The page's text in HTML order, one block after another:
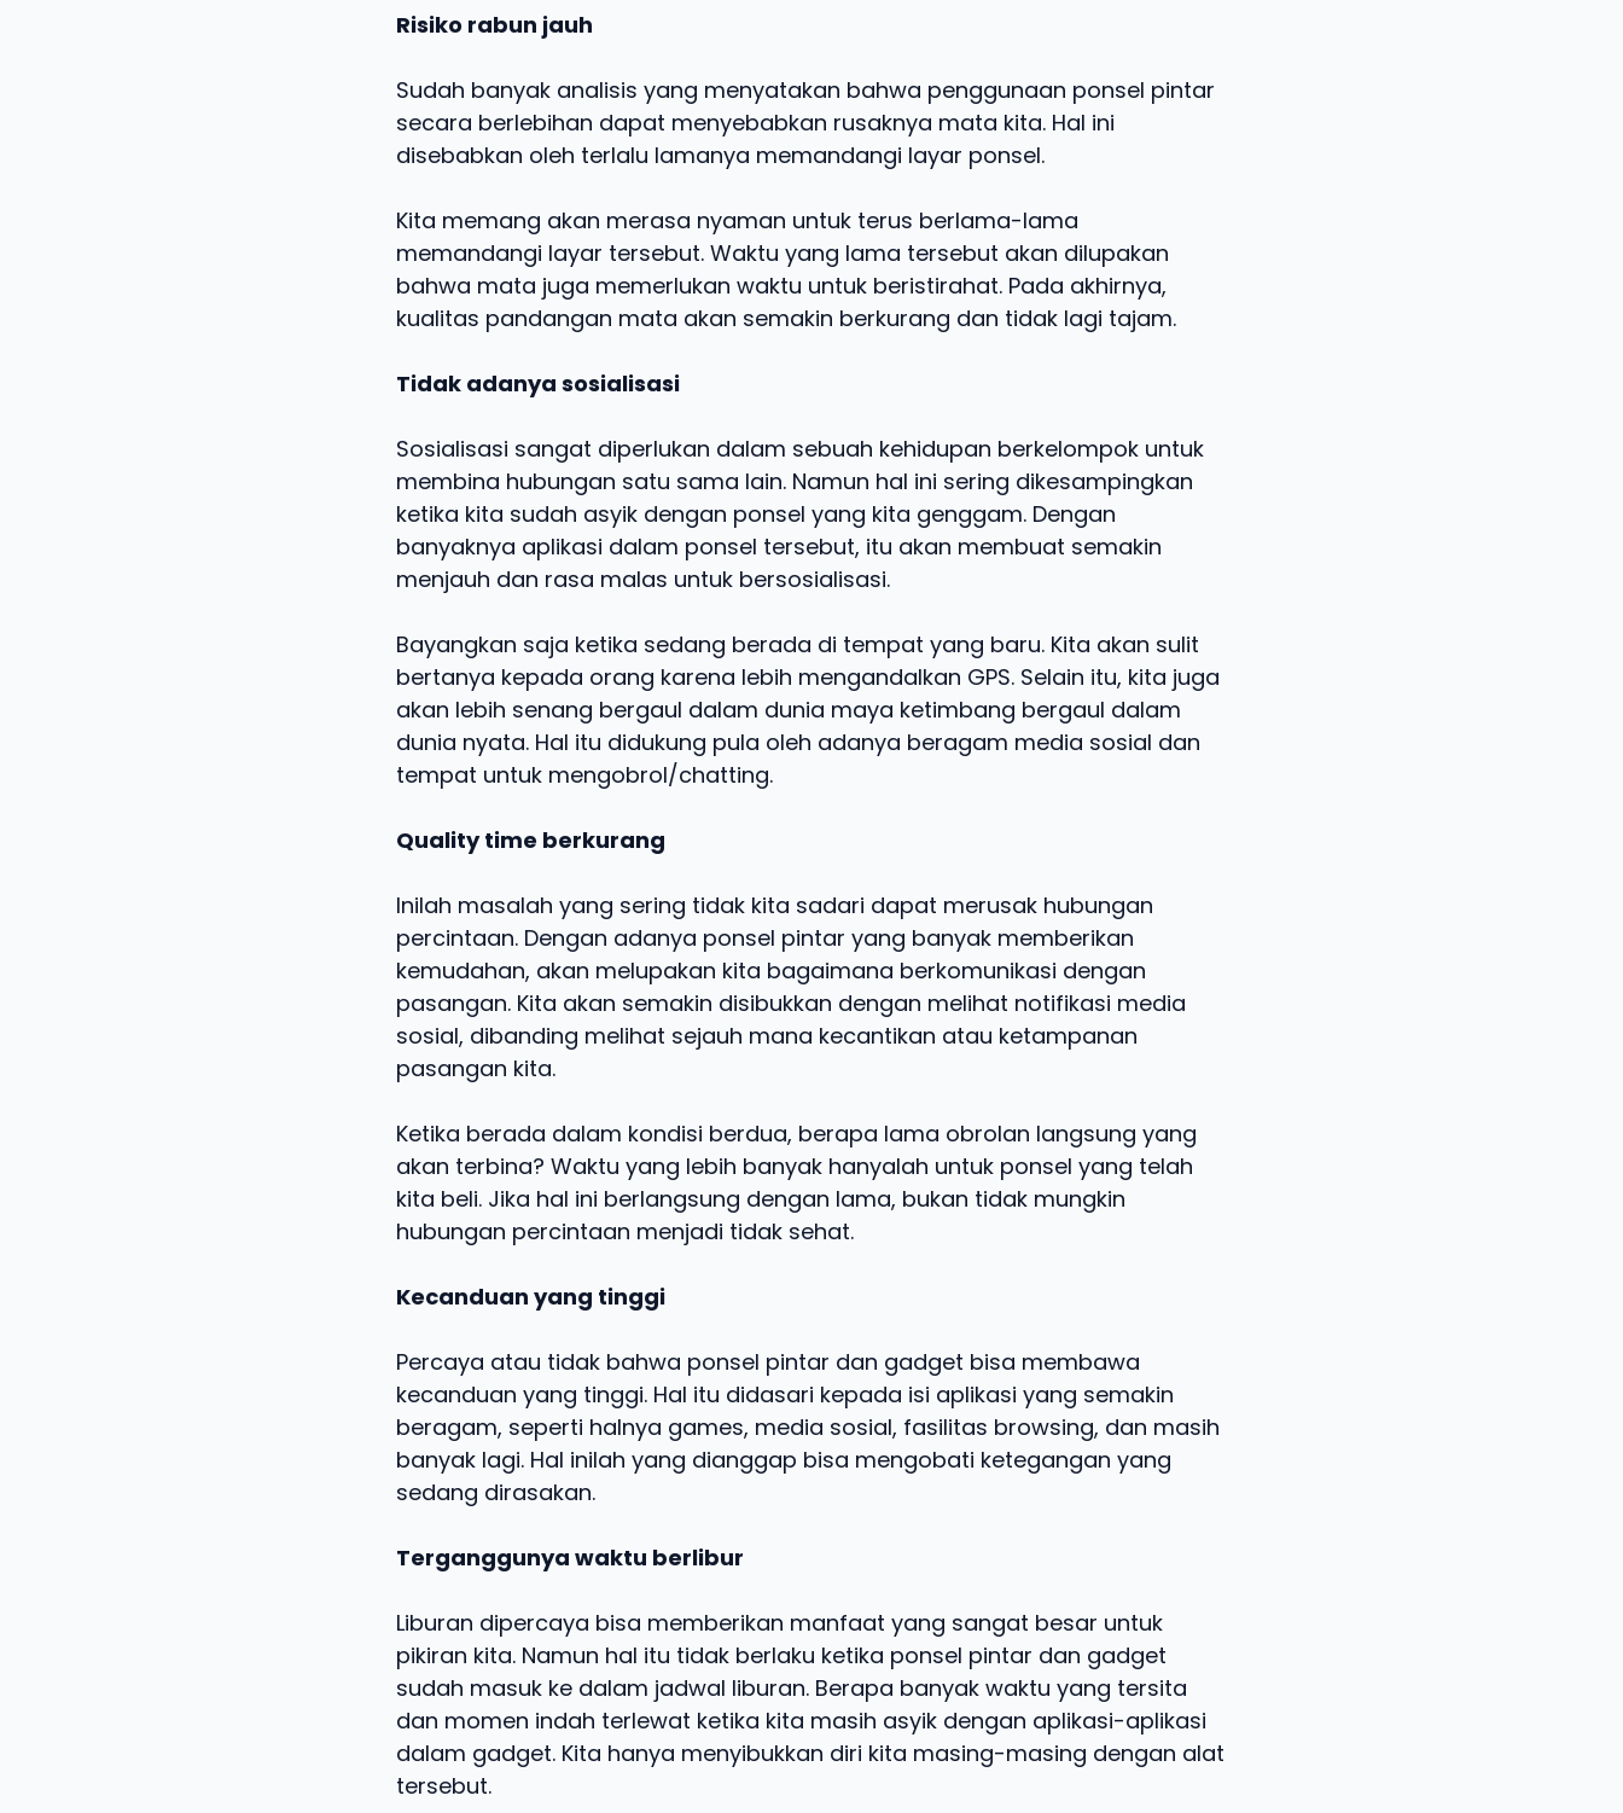
Risiko rabun jauh
Sudah banyak analisis yang menyatakan bahwa penggunaan ponsel pintar
secara berlebihan dapat menyebabkan rusaknya mata kita. Hal ini
disebabkan oleh terlalu lamanya memandangi layar ponsel.
Kita memang akan merasa nyaman untuk terus berlama-lama
memandangi layar tersebut. Waktu yang lama tersebut akan dilupakan
bahwa mata juga memerlukan waktu untuk beristirahat. Pada akhirnya,
kualitas pandangan mata akan semakin berkurang dan tidak lagi tajam.
Tidak adanya sosialisasi
Sosialisasi sangat diperlukan dalam sebuah kehidupan berkelompok untuk
membina hubungan satu sama lain. Namun hal ini sering dikesampingkan
ketika kita sudah asyik dengan ponsel yang kita genggam. Dengan
banyaknya aplikasi dalam ponsel tersebut, itu akan membuat semakin
menjauh dan rasa malas untuk bersosialisasi.
Bayangkan saja ketika sedang berada di tempat yang baru. Kita akan sulit
bertanya kepada orang karena lebih mengandalkan GPS. Selain itu, kita juga
akan lebih senang bergaul dalam dunia maya ketimbang bergaul dalam
dunia nyata. Hal itu didukung pula oleh adanya beragam media sosial dan
tempat untuk mengobrol/chatting.
Quality time berkurang
Inilah masalah yang sering tidak kita sadari dapat merusak hubungan
percintaan. Dengan adanya ponsel pintar yang banyak memberikan
kemudahan, akan melupakan kita bagaimana berkomunikasi dengan
pasangan. Kita akan semakin disibukkan dengan melihat notifikasi media
sosial, dibanding melihat sejauh mana kecantikan atau ketampanan
pasangan kita.
Ketika berada dalam kondisi berdua, berapa lama obrolan langsung yang
akan terbina? Waktu yang lebih banyak hanyalah untuk ponsel yang telah
kita beli. Jika hal ini berlangsung dengan lama, bukan tidak mungkin
hubungan percintaan menjadi tidak sehat.
Kecanduan yang tinggi
Percaya atau tidak bahwa ponsel pintar dan gadget bisa membawa
kecanduan yang tinggi. Hal itu didasari kepada isi aplikasi yang semakin
beragam, seperti halnya games, media sosial, fasilitas browsing, dan masih
banyak lagi. Hal inilah yang dianggap bisa mengobati ketegangan yang
sedang dirasakan.
Terganggunya waktu berlibur
Liburan dipercaya bisa memberikan manfaat yang sangat besar untuk
pikiran kita. Namun hal itu tidak berlaku ketika ponsel pintar dan gadget
sudah masuk ke dalam jadwal liburan. Berapa banyak waktu yang tersita
dan momen indah terlewat ketika kita masih asyik dengan aplikasi-aplikasi
dalam gadget. Kita hanya menyibukkan diri kita masing-masing dengan alat
tersebut.